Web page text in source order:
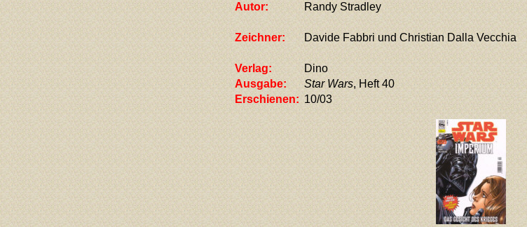
Autor: Randy Stradley
Zeichner: Davide Fabbri und Christian Dalla Vecchia
Verlag:
Dino
Ausgabe:
Star Wars, Heft 40
Erschienen: 10/03